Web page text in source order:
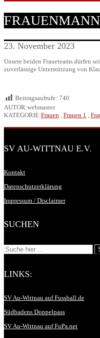
23. November 2023
Unsere beiden Fraueteams dürfen
zuverlässige Unterstützung von
Beitragsaufrufe: 740
AUTOR:webmaster
KATEGORIE:Frauen , Frauen 1 ,
SV AU-WITTNAU E.V.
Kontakt
Datenschutzerklärung
Impressum / Disclaimer
SUCHEN
LINKS:
SV Au-Wittnau auf Fussball.de
Südbadens Doppelpass
SV Au-Wittnau auf FuPa.net